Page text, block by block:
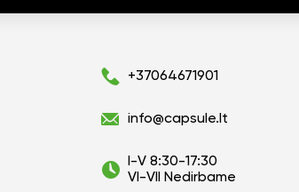
+37064671901
info@capsule.lt
I-V 8:30-17:30
VI-VII Nedirbame